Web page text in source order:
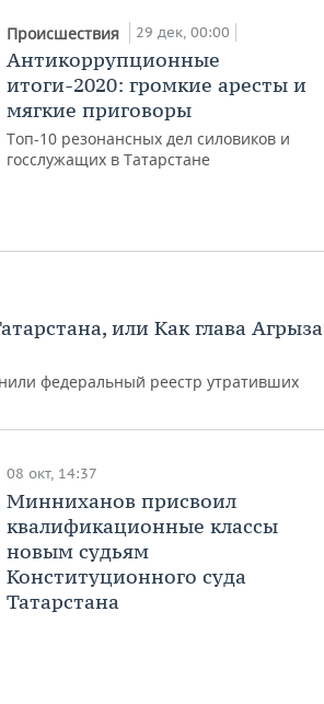
Происшествия 29 дек, 00:00
Антикоррупционные
итоги-2020: громкие аресты и
мягкие приговоры
Топ-10 резонансных дел силовиков и
госслужащих в Татарстане
или Как глава Агрыза
федеральный реестр утративших
08 окт, 14:37
Минниханов присвоил
квалификационные классы
новым судьям
Конституционного суда
Татарстана